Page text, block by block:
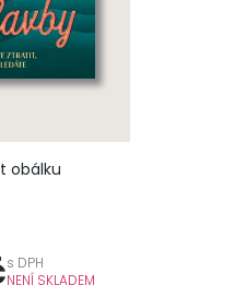
obálku
s DPH
NENÍ SKLADEM